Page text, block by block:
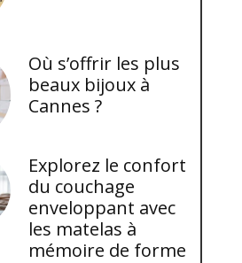
Où s’offrir les plus
beaux bijoux à
Cannes ?
Explorez le confort
du couchage
enveloppant avec
les matelas à
mémoire de forme